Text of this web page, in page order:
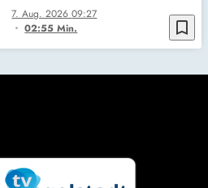
bookmark_border
7. Aug. 202609:27
02:55 Min.